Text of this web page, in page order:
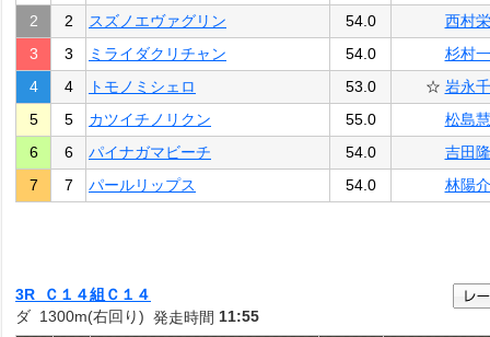
2
2 スズノエヴァグリン 54.0
西村栄
3
3 ミライダクリチャン 54.0
杉村一
4
4 トモノミシェロ 53.0 ☆ 岩永千
5
5 カツイチノリクン 55.0
松島慧
6
6 パイナガマビーチ 54.0
吉田隆
7
7 パールリップス 54.0 林陽介
3R Ｃ１４組Ｃ１４
ダ 1300m(右回り) 発走時間 11:55